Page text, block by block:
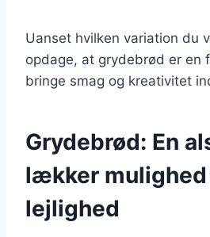
Uanset hvilken variation du
opdage, at grydebrød er en
bringe smag og kreativitet
Grydebrød: En
lækker
lejlighed